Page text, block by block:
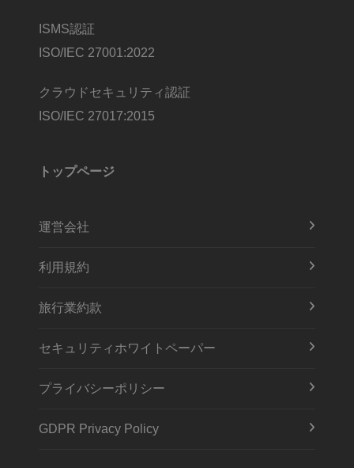
ISMS認証
ISO/IEC 27001:2022
クラウドセキュリティ認証
ISO/IEC 27017:2015
トップページ
運営会社
利用規約
旅行業約款
セキュリティホワイトペーパー
プライバシーポリシー
GDPR Privacy Policy